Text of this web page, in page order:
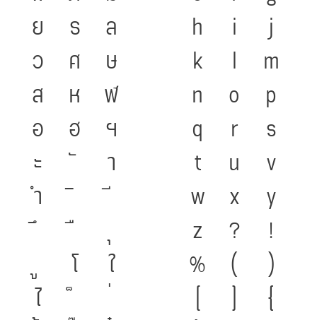
ย
ร
ล
ว
ศ
ษ
ส
ห
ฬ
อ
ฮ
ฯ
ะ
า
ำ
โ
ใ
ไ
h
i
j
k
l
m
n
o
p
q
r
s
t
u
v
w
x
y
z
?
!
%
(
)
[
]
{